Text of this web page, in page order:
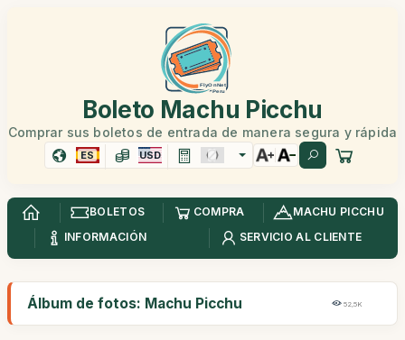
Boleto Machu Picchu
Comprar sus boletos de entrada de manera segura y rápida
ES USD
BOLETOS COMPRA
MACHU PICCHU
INFORMACIÓN
SERVICIO AL CLIENTE
Álbum de fotos: Machu Picchu 52,5K